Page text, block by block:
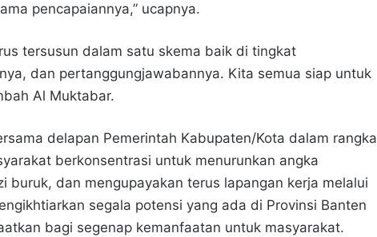
pencapaiannya,” ucapnya.
tersusun dalam satu skema baik di tingkat
dan pertanggungjawabannya. Kita semua siap untuk
Al Muktabar.
delapan Pemerintah Kabupaten/Kota dalam rangka
berkonsentrasi untuk menurunkan angka
buruk, dan mengupayakan terus lapangan kerja melalui
segala potensi yang ada di Provinsi Banten
bagi segenap kemanfaatan untuk masyarakat.